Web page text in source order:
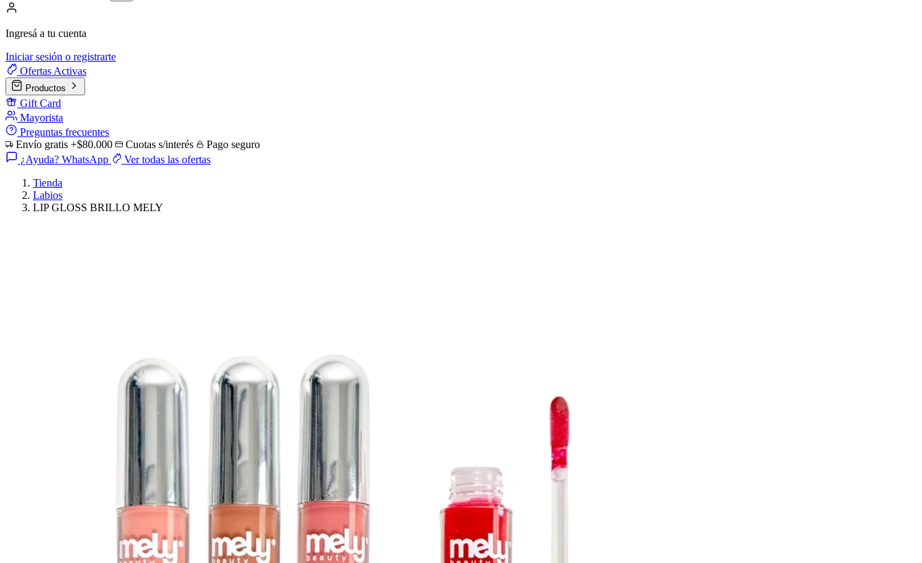
Ingresá a tu cuenta
Iniciar sesión o registrarte
Ofertas Activas
Productos
Gift Card
Mayorista
Preguntas frecuentes
Envío gratis +$80.000
Cuotas s/interés
Pago seguro
¿Ayuda? WhatsApp
Ver todas las ofertas
Tienda
Labios
LIP GLOSS BRILLO MELY